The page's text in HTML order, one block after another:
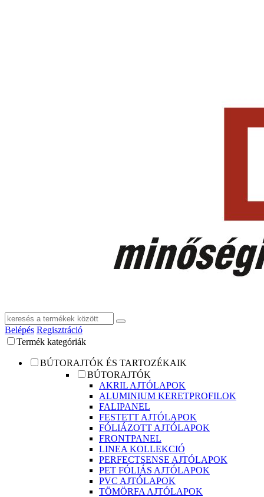
Belépés Regisztráció
Termék kategóriák
BÚTORAJTÓK ÉS TARTOZÉKAIK
BÚTORAJTÓK
AKRIL AJTÓLAPOK
ALUMINIUM KERETPROFILOK
FALIPANEL
FESTETT AJTÓLAPOK
FÓLIÁZOTT AJTÓLAPOK
FRONTPANEL
LINEA KOLLEKCIÓ
PERFECTSENSE AJTÓLAPOK
PET FÓLIÁS AJTÓLAPOK
PVC AJTÓLAPOK
TÖMÖRFA AJTÓLAPOK